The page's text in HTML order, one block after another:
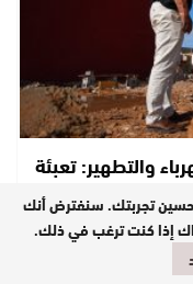
والتطهير: تعبئة
تجربتك. سنفترض أنك
إذا كنت ترغب في ذلك.